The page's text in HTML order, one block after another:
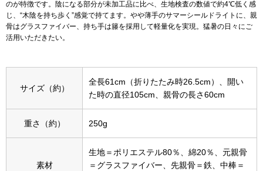
アクセサリー
シューズ
スリップオン
レースアップ
ブーツ
のが特徴です。陰になる部分が未加工品に比べ、生地検査の数値で約4℃低く感
じ、“木陰を持ち歩く”感覚で持てます。やや薄手のサマーシールドライトに、親
骨はグラスファイバー、持ち手は籐を採用して軽量化を実現。猛暑の日々にご
活用いただきたい。
サイズ（約）
全長61cm（折りたたみ時26.5cm）、開い
た時の直径105cm、親骨の長さ60cm
重さ（約） 250g
素材
生地＝ポリエステル80％、綿20％、元親骨
＝グラスファイバー、先親骨＝鉄、中棒＝